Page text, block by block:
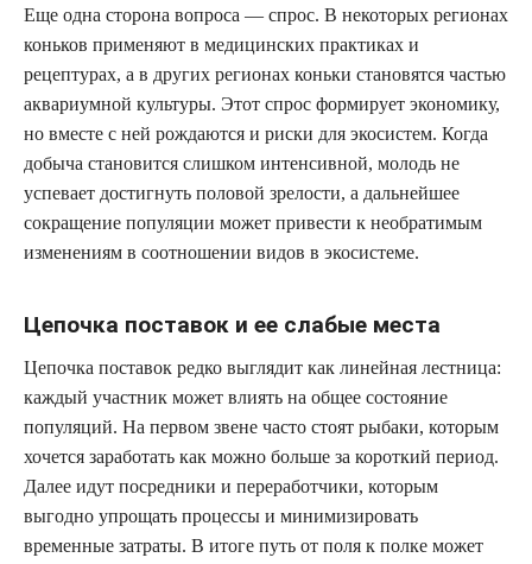
Еще одна сторона вопроса — спрос. В некоторых регионах
коньков применяют в медицинских практиках и
рецептурах, а в других регионах коньки становятся частью
аквариумной культуры. Этот спрос формирует экономику,
но вместе с ней рождаются и риски для экосистем. Когда
добыча становится слишком интенсивной, молодь не
успевает достигнуть половой зрелости, а дальнейшее
сокращение популяции может привести к необратимым
изменениям в соотношении видов в экосистеме.
Цепочка поставок и ее слабые места
Цепочка поставок редко выглядит как линейная лестница:
каждый участник может влиять на общее состояние
популяций. На первом звене часто стоят рыбаки, которым
хочется заработать как можно больше за короткий период.
Далее идут посредники и переработчики, которым
выгодно упрощать процессы и минимизировать
временные затраты. В итоге путь от поля к полке может